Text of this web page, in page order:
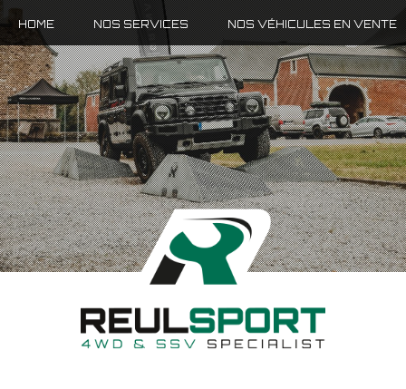
HOME NOS SERVICES NOS VÉHICULES EN VENTE